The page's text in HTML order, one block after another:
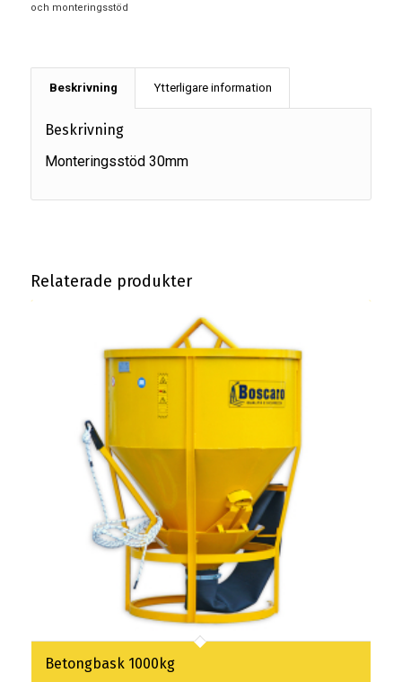
och monteringsstöd
Beskrivning Ytterligare information
Beskrivning
Monteringsstöd 30mm
Relaterade produkter
Betongbask 1000kg